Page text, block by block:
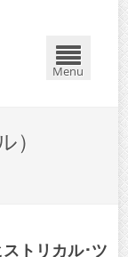
Menu
）
トリカル･ツ